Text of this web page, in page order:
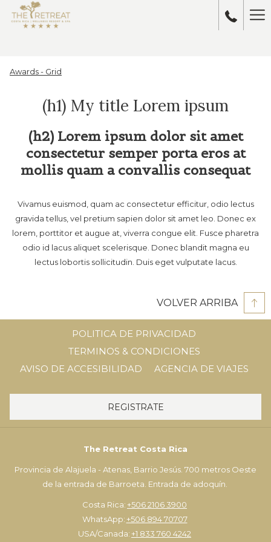
Awards - Grid
(h1) My title Lorem ipsum
(h2) Lorem ipsum dolor sit amet
consectetur semper porta eros at
mollis quam a convallis consequat
Vivamus euismod, quam ac consectetur efficitur, odio lectus
gravida tellus, vel pretium sapien dolor sit amet leo. Donec ex
lorem, porttitor et augue at, viverra congue elit. Fusce pharetra
odio id lacus aliquet scelerisque. Donec blandit magna eu
lectus lobortis sollicitudin. Duis eget vulputate lacus.
VOLVER ARRIBA
POLITICA DE PRIVACIDAD
TERMINOS & CONDICIONES
AVISO DE ACCESIBILIDAD
AGENCIA DE VIAJES
REGISTRATE
The Retreat Costa Rica
Provincia de Alajuela - Atenas, Barrio Jesús. 700 metros Oeste
de la entrada de Barroeta. Entrada de adoquín.
Costa Rica:+506 2106 3900
WhatsApp:+506 894 70707
USA/Canada:+1 833 760 4242